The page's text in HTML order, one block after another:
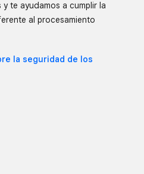
te ayudamos a cumplir la
al procesamiento
la seguridad de los